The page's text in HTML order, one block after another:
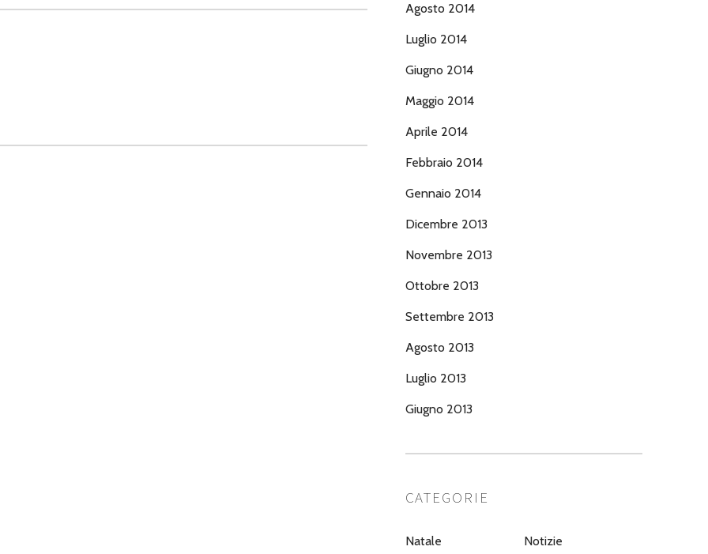
Agosto 2014
Luglio 2014
Giugno 2014
Maggio 2014
Aprile 2014
Febbraio 2014
Gennaio 2014
Dicembre 2013
Novembre 2013
Ottobre 2013
Settembre 2013
Agosto 2013
Luglio 2013
Giugno 2013
CATEGORIE
Natale Notizie